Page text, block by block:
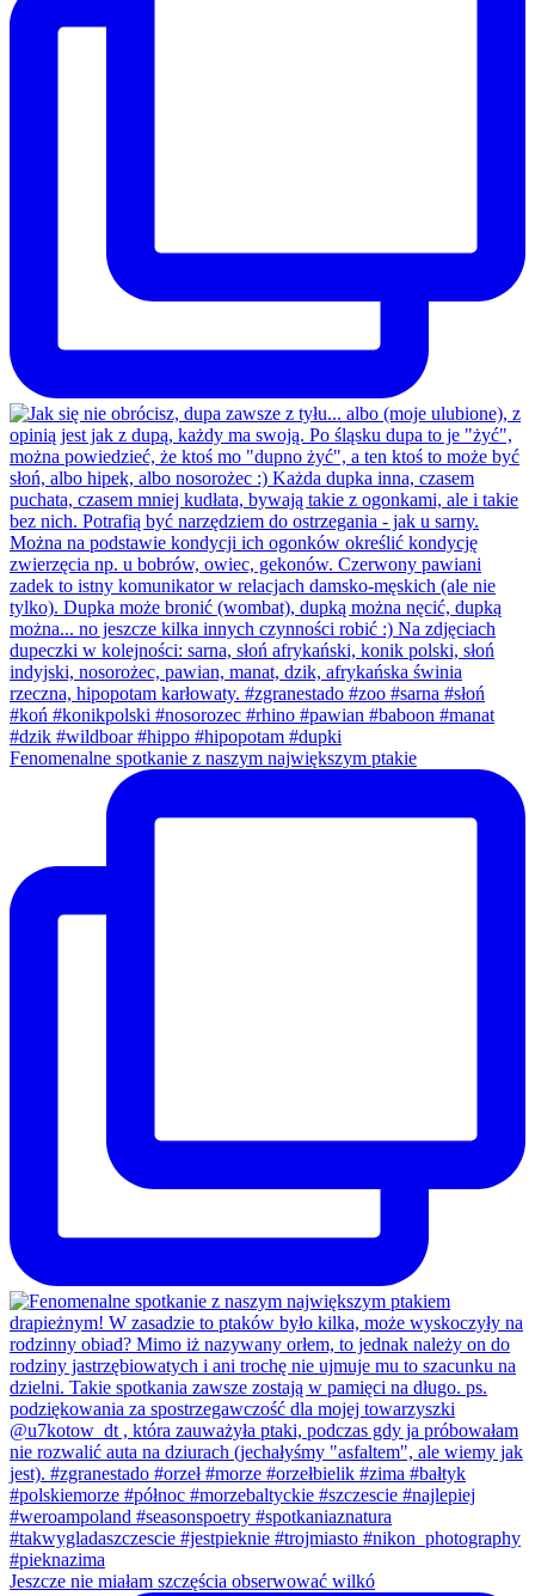
Fenomenalne spotkanie z naszym największym ptakie
Jeszcze nie miałam szczęścia obserwować wilkó